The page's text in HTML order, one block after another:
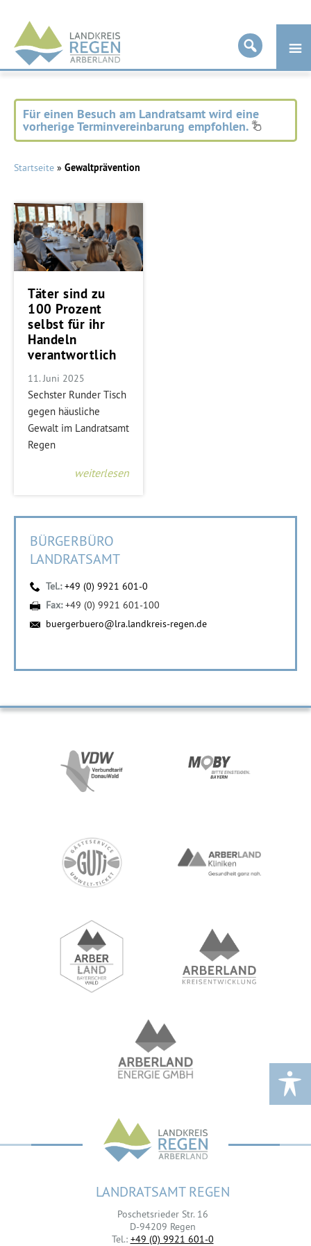
Landkreis
Regen
Für einen Besuch am Landratsamt wird eine
vorherige Terminvereinbarung empfohlen.
Startseite » Gewaltprävention
Täter sind zu
100 Prozent
selbst für ihr
Handeln
verantwortlich
11. Juni 2025
Sechster Runder Tisch
gegen häusliche
Gewalt im Landratsamt
Regen
weiterlesen
BÜRGERBÜRO
LANDRATSAMT
Tel.:+49 (0) 9921 601-0
Fax:+49 (0) 9921 601-100
buergerbuero@lra.landkreis-regen.de
LANDRATSAMT REGEN
Poschetsrieder Str. 16
D-94209 Regen
Tel.: +49 (0) 9921 601-0